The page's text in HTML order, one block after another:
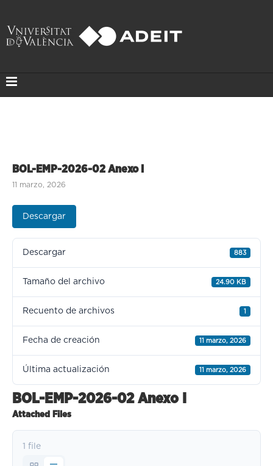
BOL-EMP-2026-02 Anexo I
11 marzo, 2026
Descargar
Descargar 883
Tamaño del archivo 24.90 KB
Recuento de archivos 1
Fecha de creación 11 marzo, 2026
Última actualización 11 marzo, 2026
BOL-EMP-2026-02 Anexo I
Attached Files
1 file